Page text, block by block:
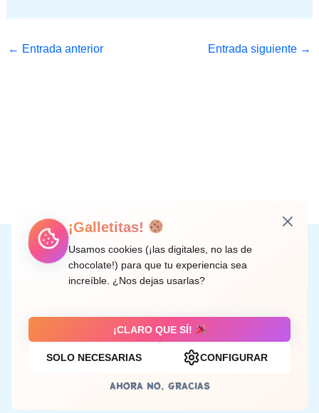
← Entrada anterior Entrada siguiente →
Instagram
Facebook
X LinkedIn
Correo electrónico
C/ Doctor Rodríguez de la Fuente, 8 València
Aviso legal
¡Galletitas!
Usamos cookies (¡las digitales, no las de
chocolate!) para que tu experiencia sea
increíble. ¿Nos dejas usarlas?
¡CLARO QUE SÍ!
SOLO NECESARIAS CONFIGURAR
AHORA NO, GRACIAS